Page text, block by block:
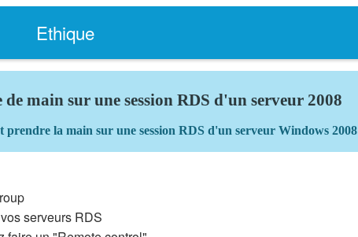
Ethique
de main sur une session RDS d'un serveur 2008
prendre la main sur une session RDS d'un serveur Windows 2008
serveurs RDS